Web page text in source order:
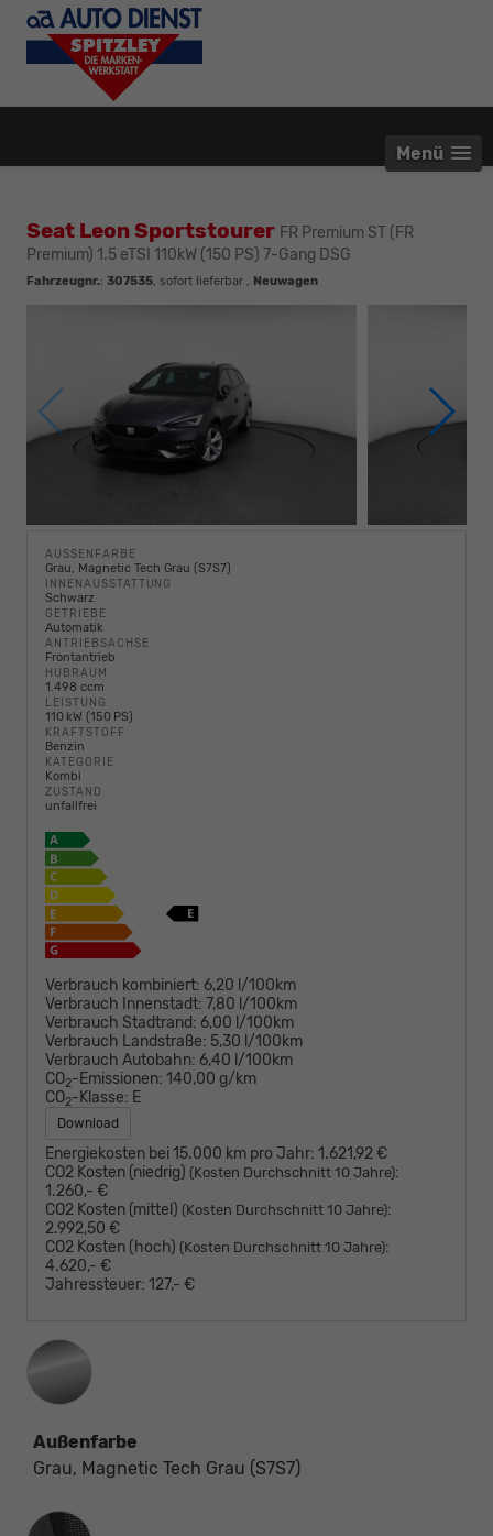
Menü
Seat Leon Sportstourer FR Premium ST (FR
Premium) 1.5 eTSI 110kW (150 PS) 7-Gang DSG
Fahrzeugnr.: 307535, sofort lieferbar , Neuwagen
AUSSENFARBE
Grau, Magnetic Tech Grau (S7S7)
INNENAUSSTATTUNG
Schwarz
GETRIEBE
Automatik
ANTRIEBSACHSE
Frontantrieb
HUBRAUM
1.498 ccm
LEISTUNG
110 kW (150 PS)
KRAFTSTOFF
Benzin
KATEGORIE
Kombi
ZUSTAND
unfallfrei
Verbrauch kombiniert: 6,20 l/100km
Verbrauch Innenstadt: 7,80 l/100km
Verbrauch Stadtrand: 6,00 l/100km
Verbrauch Landstraße: 5,30 l/100km
Verbrauch Autobahn: 6,40 l/100km
CO2-Emissionen: 140,00 g/km
CO2-Klasse: E
Download
Energiekosten bei 15.000 km pro Jahr: 1.621,92 €
CO2 Kosten (niedrig) (Kosten Durchschnitt 10 Jahre):
1.260,- €
CO2 Kosten (mittel) (Kosten Durchschnitt 10 Jahre):
2.992,50 €
CO2 Kosten (hoch) (Kosten Durchschnitt 10 Jahre):
4.620,- €
Jahressteuer: 127,- €
Außenfarbe
Grau, Magnetic Tech Grau (S7S7)
Innenausstattung